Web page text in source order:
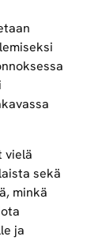
vielä
sekä
minkä
ja